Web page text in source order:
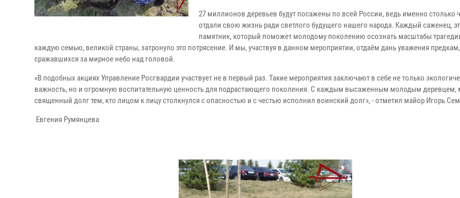
27 миллионов деревьев будут посажены по всей России, ведь именно столько
отдали свою жизнь ради светлого будущего нашего народа. Каждый саженец,
памятник, который поможет молодому поколению осознать масштабы
каждую семью, великой страны, затронуло это потрясение. И мы, участвуя в данном мероприятии, отдаём дань уважения предкам,
сражавшихся за мирное небо над головой.
«В подобных акциях Управление Росгвардии участвует не в первый раз. Такие мероприятия заключают в себе не только
важность, но и огромную воспитательную ценность для подрастающего поколения. С каждым высаженным молодым деревцем,
священный долг тем, кто лицом к лицу столкнулся с опасностью и с честью исполнил воинский долг», - отметил майор Игорь
Евгения Румянцева